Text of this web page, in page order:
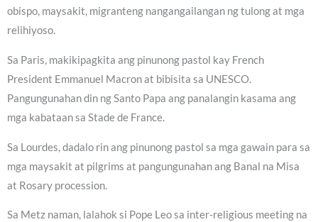
obispo, maysakit, migranteng nangangailangan ng tulong at mga
relihiyoso.
Sa Paris, makikipagkita ang pinunong pastol kay French
President Emmanuel Macron at bibisita sa UNESCO.
Pangungunahan din ng Santo Papa ang panalangin kasama ang
mga kabataan sa Stade de France.
Sa Lourdes, dadalo rin ang pinunong pastol sa mga gawain para sa
mga maysakit at pilgrims at pangungunahan ang Banal na Misa
at Rosary procession.
Sa Metz naman, lalahok si Pope Leo sa inter-religious meeting na